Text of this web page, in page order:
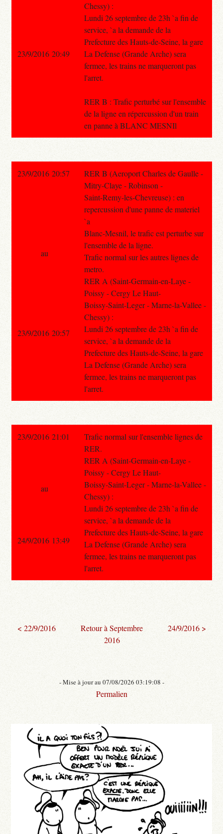
Chessy) :
Lundi 26 septembre de 23h `a fin de
service, `a la demande de la
Prefecture des Hauts-de-Seine, la gare
La Defense (Grande Arche) sera
fermee, les trains ne marqueront pas
l'arret.
RER B : Trafic perturbé sur l'ensemble
de la ligne en répercussion d'un train
en panne à BLANC MESNIl
23/9/2016 20:49
23/9/2016 20:57
RER B (Aeroport Charles de Gaulle -
Mitry-Claye - Robinson -
Saint-Remy-les-Chevreuse) : en
repercussion d'une panne de materiel
`a
Blanc-Mesnil, le trafic est perturbe sur
l'ensemble de la ligne.
Trafic normal sur les autres lignes de
metro.
RER A (Saint-Germain-en-Laye -
Poissy - Cergy Le Haut-
Boissy-Saint-Leger - Marne-la-Vallee -
Chessy) :
Lundi 26 septembre de 23h `a fin de
service, `a la demande de la
Prefecture des Hauts-de-Seine, la gare
La Defense (Grande Arche) sera
fermee, les trains ne marqueront pas
l'arret.
au
23/9/2016 20:57
23/9/2016 21:01
Trafic normal sur l'ensemble lignes de
RER.
RER A (Saint-Germain-en-Laye -
Poissy - Cergy Le Haut-
Boissy-Saint-Leger - Marne-la-Vallee -
Chessy) :
Lundi 26 septembre de 23h `a fin de
service, `a la demande de la
Prefecture des Hauts-de-Seine, la gare
La Defense (Grande Arche) sera
fermee, les trains ne marqueront pas
l'arret.
au
24/9/2016 13:49
< 22/9/2016
Retour à Septembre
2016
24/9/2016 >
- Mise à jour au 07/08/2026 03:19:08 -
Permalien